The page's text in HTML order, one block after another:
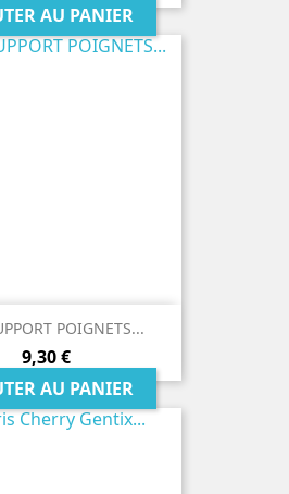
AU PANIER
POIGNETS...
Prix
9,30 €
AU PANIER